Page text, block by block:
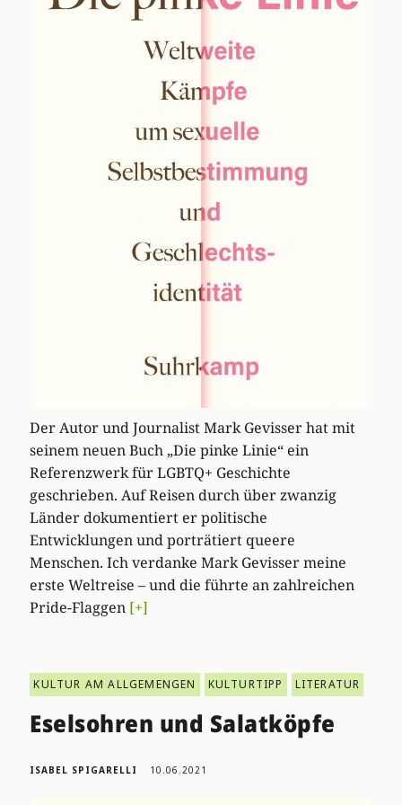
Der Autor und Journalist Mark Gevisser hat mit
seinem neuen Buch „Die pinke Linie“ ein
Referenzwerk für LGBTQ+ Geschichte
geschrieben. Auf Reisen durch über zwanzig
Länder dokumentiert er politische
Entwicklungen und porträtiert queere
Menschen. Ich verdanke Mark Gevisser meine
erste Weltreise – und die führte an zahlreichen
Pride-Flaggen [+]
KULTUR AM ALLGEMENGEN KULTURTIPP LITERATUR
Eselsohren und Salatköpfe
ISABEL SPIGARELLI 10.06.2021